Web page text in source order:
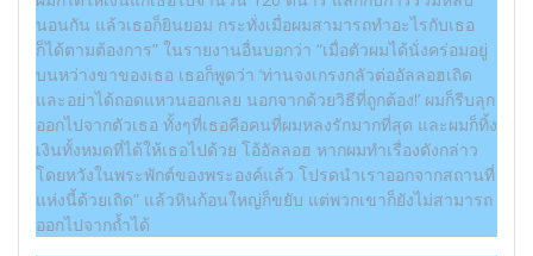
นอนกัน แล้วเธอก็ยินยอม กระทั่งเมื่อผมสามารถทำอะไรกับเธอ
ก็ได้ตามต้องการ” ในรายงานอื่นบอกว่า “เมื่อตัวผมได้นั่งคร่อมอยู่
บนหว่างขาของเธอ เธอก็พูดว่า ‘ท่านจงเกรงกลัวต่ออัลลอฮเถิด
และอย่าได้ถอดแหวนออกเลย นอกจากด้วยวิธีที่ถูกต้อง!’ ผมก็รีบลุก
ออกไปจากตัวเธอ ทั้งๆที่เธอคือคนที่ผมหลงรักมากที่สุด และผมก็ทิ้ง
เงินทั้งหมดที่ได้ให้เธอไปด้วย โอ้อัลลอฮ หากผมทำเรื่องดังกล่าว
โดยหวังในพระพักต์ของพระองค์แล้ว โปรดนำเราออกจากสถานที่
แห่งนี้ด้วยเถิด” แล้วหินก้อนใหญ่ก็ขยับ แต่พวกเขาก็ยังไม่สามารถ
ออกไปจากถ้ำได้